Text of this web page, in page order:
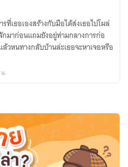
ที่เธอเองสร้างกับมือได้ส่งเธอไปโผล่
มาก่อนแถมยังอยู่ท่ามกลางการก่อ
วหนทางกลับบ้านล่ะเธอจะหาเจอหรือ
.